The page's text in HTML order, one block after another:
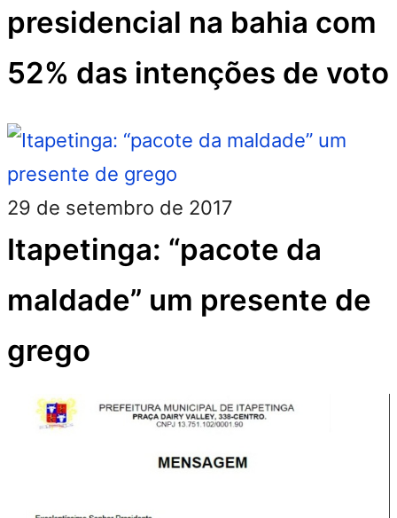
presidencial na bahia com
52% das intenções de voto
29 de setembro de 2017
Itapetinga: “pacote da
maldade” um presente de
grego